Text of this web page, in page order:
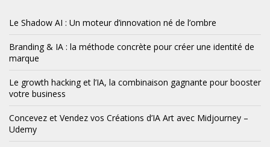
Le Shadow AI : Un moteur d’innovation né de l’ombre
Branding & IA : la méthode concrète pour créer une identité de
marque
Le growth hacking et l’IA, la combinaison gagnante pour booster
votre business
Concevez et Vendez vos Créations d’IA Art avec Midjourney –
Udemy